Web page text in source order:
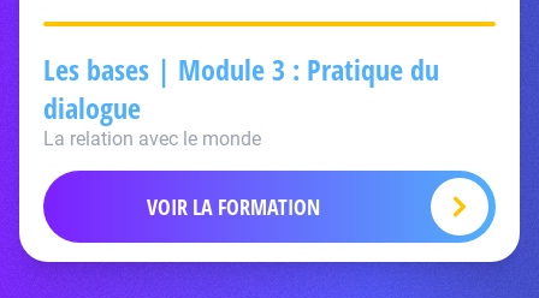
Les bases | Module 3 : Pratique du
dialogue
La relation avec le monde
VOIR LA FORMATION